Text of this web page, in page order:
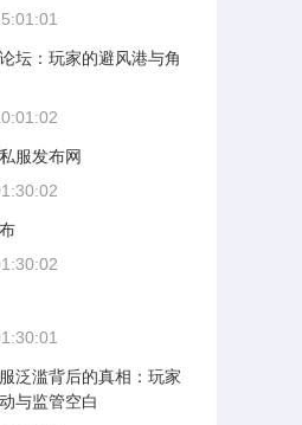
坛：玩家的避风港与角
服发布网
泛滥背后的真相：玩家
与监管空白